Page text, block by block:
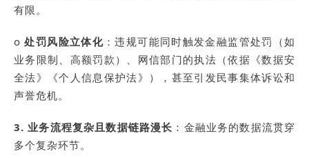
有限。
o处罚风险立体化 ：违规可能同时触发金融监管处罚（如
业务限制、高额罚款）、网信部门的执法（依据《数据安
全法》《个人信息保护法》），甚至引发民事集体诉讼和
声誉危机。
3. 业务流程复杂且数据链路漫长 ：金融业务的数据流贯穿
多个复杂环节。